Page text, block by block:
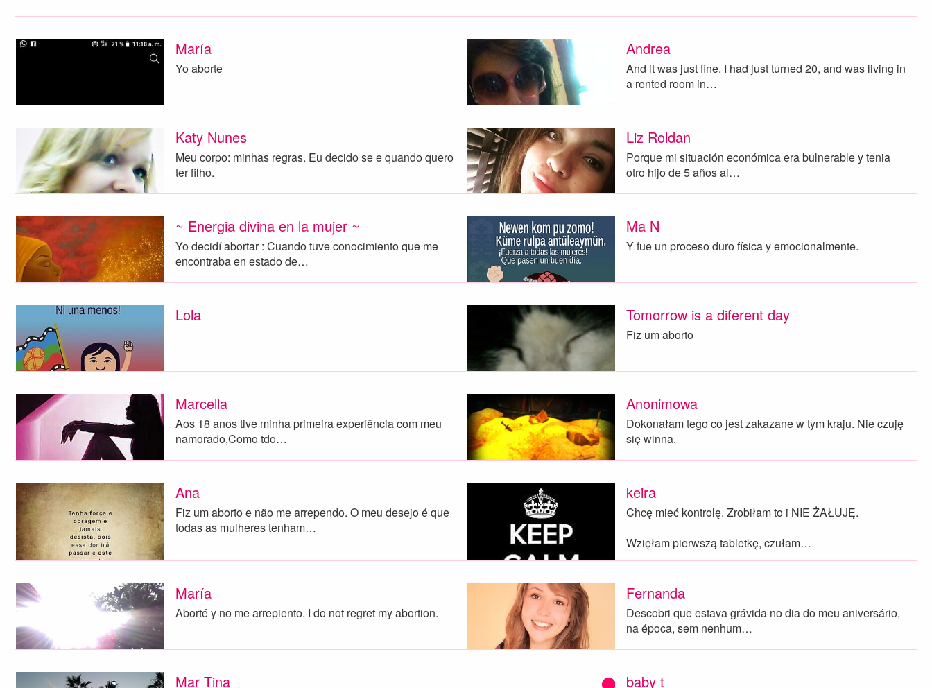
María
Yo aborte
Andrea
And it was just fine. I had just turned 20, and was living in
a rented room in…
Katy Nunes
Meu corpo: minhas regras. Eu decido se e quando quero
ter filho.
Liz Roldan
Porque mi situación económica era bulnerable y tenia
otro hijo de 5 años al…
~ Energia divina en la mujer ~
Yo decidí abortar : Cuando tuve conocimiento que me
encontraba en estado de…
Ma N
Y fue un proceso duro física y emocionalmente.
Lola Tomorrow is a diferent day
Fiz um aborto
Marcella
Aos 18 anos tive minha primeira experiência com meu
namorado,Como tdo…
Anonimowa
Dokonałam tego co jest zakazane w tym kraju. Nie czuję
się winna.
Ana
Fiz um aborto e não me arrependo. O meu desejo é que
todas as mulheres tenham…
keira
Chcę mieć kontrolę. Zrobiłam to i NIE ŻAŁUJĘ.
Wzięłam pierwszą tabletkę, czułam…
María
Aborté y no me arrepiento. I do not regret my abortion.
Fernanda
Descobri que estava grávida no dia do meu aniversário,
na época, sem nenhum…
Mar Tina baby t